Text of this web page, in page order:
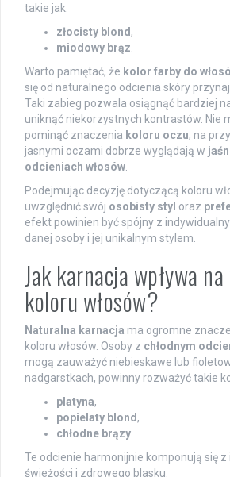
takie jak:
złocisty blond,
miodowy brąz
Warto pamiętać, że kolor farby do
się od naturalnego odcienia skóry
Taki zabieg pozwala osiągnąć bardziej
uniknąć niekorzystnych kontrastów. Nie
pominąć znaczenia koloru oczu; na
jasnymi oczami dobrze wyglądają w
odcieniach włosów
Podejmując decyzję dotyczącą koloru
uwzględnić swój osobisty styl oraz
efekt powinien być spójny z
danej osoby i jej unikalnym stylem.
Jak karnacja wpływa
koloru włosów?
Naturalna karnacja ma ogromne
koloru włosów. Osoby z chłodnym
mogą zauważyć niebieskawe lub
nadgarstkach, powinny rozważyć takie
platyna,
popielaty blond,
chłodne brązy
Te odcienie harmonijnie komponują się z
świeżości i zdrowego blasku.